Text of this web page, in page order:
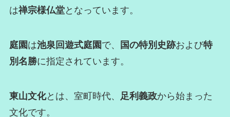
は禅宗様仏堂となっています。
庭園は池泉回遊式庭園で、 国の特別史跡および特
別名勝に指定されています。
東山文化とは、室町時代、 足利義政から始まった
文化です。